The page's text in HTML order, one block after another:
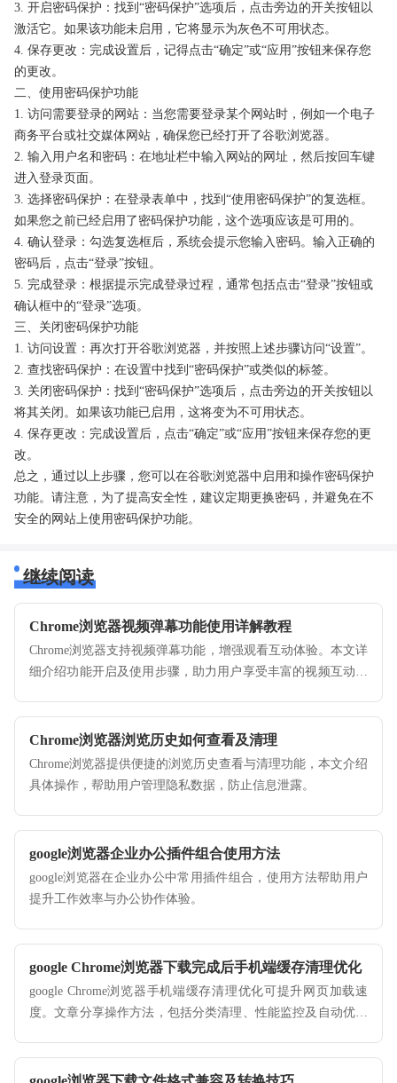
3. 开启密码保护：找到“密码保护”选项后，点击旁边的开关按钮以
激活它。如果该功能未启用，它将显示为灰色不可用状态。
4. 保存更改：完成设置后，记得点击“确定”或“应用”按钮来保存您
的更改。
二、使用密码保护功能
1. 访问需要登录的网站：当您需要登录某个网站时，例如一个电子
商务平台或社交媒体网站，确保您已经打开了谷歌浏览器。
2. 输入用户名和密码：在地址栏中输入网站的网址，然后按回车键
进入登录页面。
3. 选择密码保护：在登录表单中，找到“使用密码保护”的复选框。
如果您之前已经启用了密码保护功能，这个选项应该是可用的。
4. 确认登录：勾选复选框后，系统会提示您输入密码。输入正确的
密码后，点击“登录”按钮。
5. 完成登录：根据提示完成登录过程，通常包括点击“登录”按钮或
确认框中的“登录”选项。
三、关闭密码保护功能
1. 访问设置：再次打开谷歌浏览器，并按照上述步骤访问“设置”。
2. 查找密码保护：在设置中找到“密码保护”或类似的标签。
3. 关闭密码保护：找到“密码保护”选项后，点击旁边的开关按钮以
将其关闭。如果该功能已启用，这将变为不可用状态。
4. 保存更改：完成设置后，点击“确定”或“应用”按钮来保存您的更
改。
总之，通过以上步骤，您可以在谷歌浏览器中启用和操作密码保护
功能。请注意，为了提高安全性，建议定期更换密码，并避免在不
安全的网站上使用密码保护功能。
继续阅读
Chrome浏览器视频弹幕功能使用详解教程
Chrome浏览器支持视频弹幕功能，增强观看互动体验。本文详
细介绍功能开启及使用步骤，助力用户享受丰富的视频互动乐
Chrome浏览器浏览历史如何查看及清理
Chrome浏览器提供便捷的浏览历史查看与清理功能，本文介绍
具体操作，帮助用户管理隐私数据，防止信息泄露。
google浏览器企业办公插件组合使用方法
google浏览器在企业办公中常用插件组合，使用方法帮助用户
提升工作效率与办公协作体验。
google Chrome浏览器下载完成后手机端缓存清理优化
google Chrome浏览器手机端缓存清理优化可提升网页加载速
度。文章分享操作方法，包括分类清理、性能监控及自动优化